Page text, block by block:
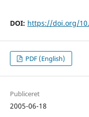
DOI: https://doi.org/
PDF (English)
Publiceret
2005-06-18